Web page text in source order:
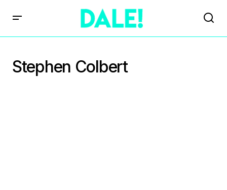
Stephen Colbert